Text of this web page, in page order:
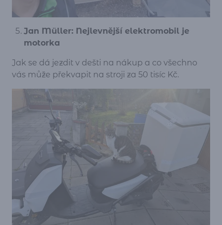
Jan Müller: Nejlevnější elektromobil je
motorka
Jak se dá jezdit v dešti na nákup a co všechno
vás může překvapit na stroji za 50 tisíc Kč.